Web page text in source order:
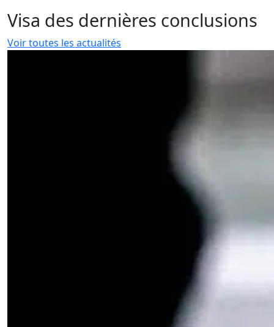
Visa des dernières conclusions
Voir toutes les actualités